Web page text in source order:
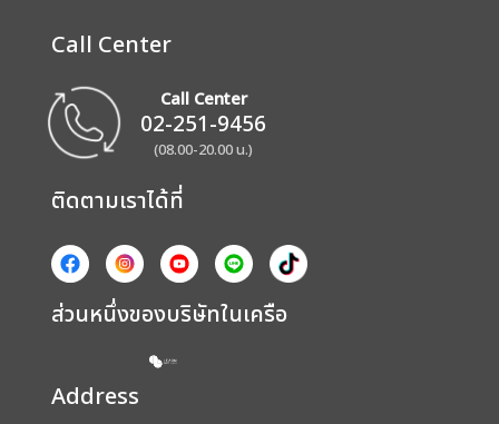
Call Center
Call Center
02-251-9456
(08.00-20.00 น.)
ติดตามเราได้ที่
ส่วนหนึ่งของบริษัทในเครือ
Address